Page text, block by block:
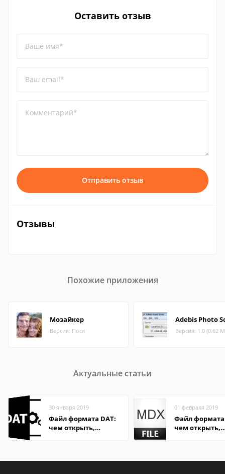
Оставить отзыв
Ваше имя*
Ваш email*
Комментарий*
Отправить отзыв
Отзывы
Похожие приложения
Мозайкер
Версия: Посл
Adebis Photo
Версия: 1.0 (0.62
Актуальные статьи
30 января 2019
Файл формата DAT:
чем открыть,
01 февраля 2019
Файл формата
чем открыть,